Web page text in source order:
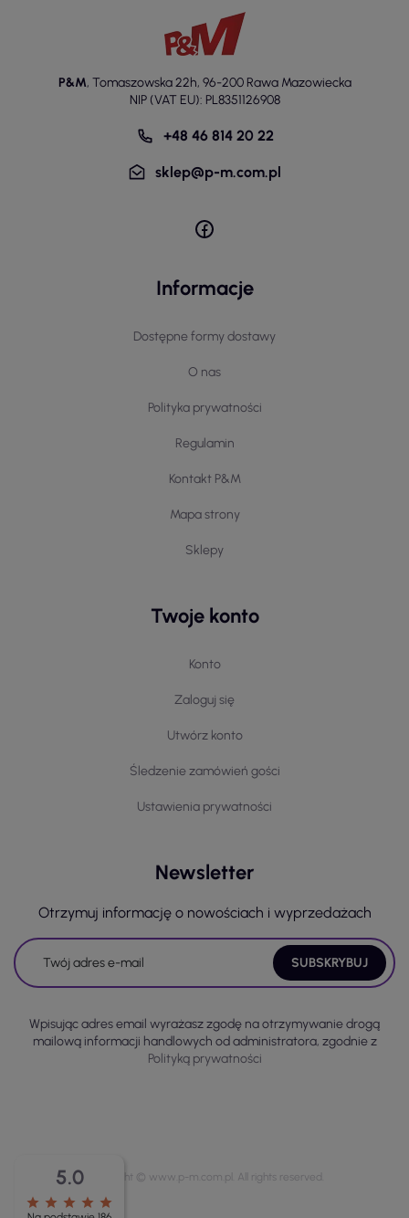
P&M, Tomaszowska 22h, 96-200 Rawa Mazowiecka
NIP (VAT EU): PL8351126908
+48 46 814 20 22
sklep@p-m.com.pl
Informacje
Dostępne formy dostawy
O nas
Polityka prywatności
Regulamin
Kontakt P&M
Mapa strony
Sklepy
Twoje konto
Konto
Zaloguj się
Utwórz konto
Śledzenie zamówień gości
Ustawienia prywatności
Newsletter
Otrzymuj informację o nowościach i wyprzedażach
Wpisując adres email wyrażasz zgodę na otrzymywanie drogą
mailową informacji handlowych od administratora, zgodnie z
Polityką prywatności
5.0
star star star star star
Copyright © www.p-m.com.pl. All rights reserved.